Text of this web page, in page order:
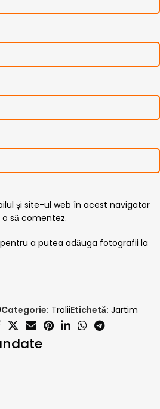
și site-ul web în acest navigator
să comentez.
a putea adăuga fotografii la
Categorie: TroliiEtichetă: Jartim